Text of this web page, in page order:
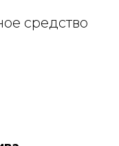
средство